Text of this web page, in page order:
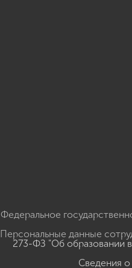
Федеральное
Персональные данные
273-ФЗ "Об образовании
Сведения о